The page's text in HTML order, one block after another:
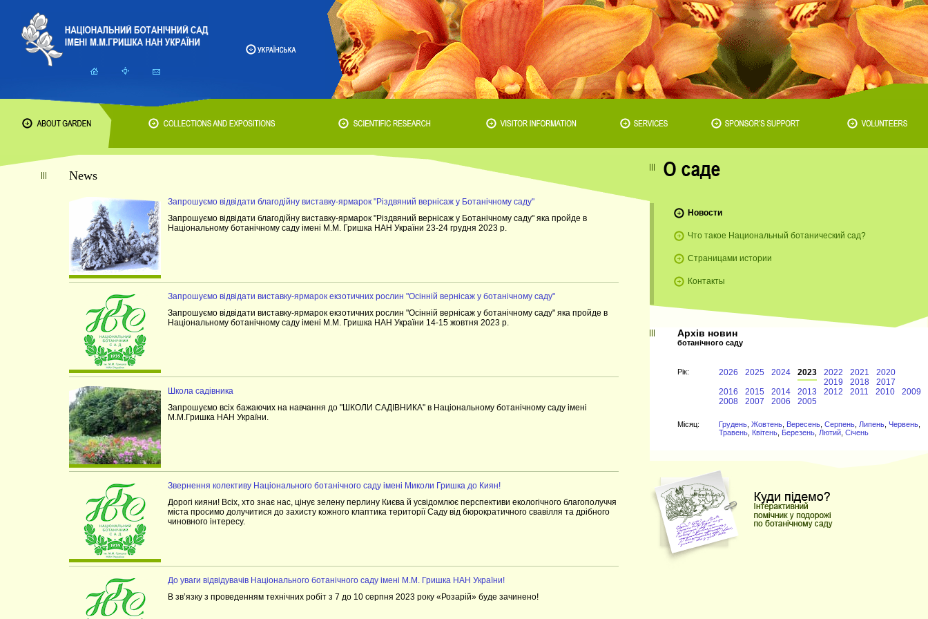
News
Запрошуємо відвідати благодійну виставку-ярмарок "Різдвяний вернісаж у Ботанічному саду"
Запрошуємо відвідати благодійну виставку-ярмарок "Різдвяний вернісаж у Ботанічному саду" яка пройде в
Національному ботанічному саду імені М.М. Гришка НАН України 23-24 грудня 2023 р.
Запрошуємо відвідати виставку-ярмарок екзотичних рослин "Осінній вернісаж у ботанічному саду"
Запрошуємо відвідати виставку-ярмарок екзотичних рослин "Осінній вернісаж у ботанічному саду" яка пройде в
Національному ботанічному саду імені М.М. Гришка НАН України 14-15 жовтня 2023 р.
Школа садівника
Запрошуємо всіх бажаючих на навчання до "ШКОЛИ САДІВНИКА" в Національному ботанічному саду імені
М.М.Гришка НАН України.
Звернення колективу Національного ботанічного саду імені Миколи Гришка до Киян!
Дорогі кияни! Всіх, хто знає нас, цінує зелену перлину Києва й усвідомлює перспективи екологічного благополуччя
міста просимо долучитися до захисту кожного клаптика території Саду від бюрократичного свавілля та дрібного
чиновного інтересу.
До уваги відвідувачів Національного ботанічного саду імені М.М. Гришка НАН України!
В зв’язку з проведенням технічних робіт з 7 до 10 серпня 2023 року «Розарій» буде зачинено!
Новости
Что такое Национальный ботанический сад?
Страницами истории
Контакты
Архів новин
ботанічного саду
Рiк: 2026 2025 2024 2023 2022 2021
2020
2019
2018
2017
2016
2015 2014 2013 2012 2011 2010
2009
2008
2007 2006 2005
Мiсяц: Грудень Жовтень Вересень Серпень Липень Червень
Травень Квітень Березень Лютий Січень